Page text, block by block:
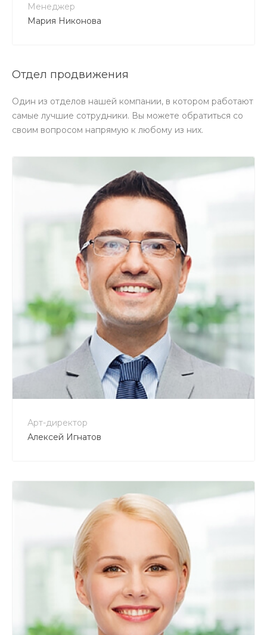
Менеджер
Мария Никонова
Отдел продвижения
Один из отделов нашей компании, в котором работают
самые лучшие сотрудники. Вы можете обратиться со
своим вопросом напрямую к любому из них.
Арт-директор
Алексей Игнатов